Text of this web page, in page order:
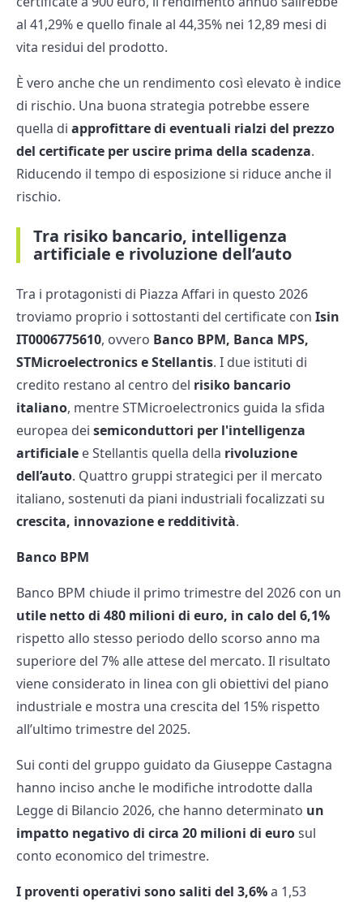
al 41,29% e quello finale al 44,35% nei 12,89 mesi di
vita residui del prodotto.
È vero anche che un rendimento così elevato è indice
di rischio. Una buona strategia potrebbe essere
quella di approfittare di eventuali rialzi del prezzo
del certificate per uscire prima della scadenza.
Riducendo il tempo di esposizione si riduce anche il
rischio.
Tra risiko bancario, intelligenza
artificiale e rivoluzione dell’auto
Tra i protagonisti di Piazza Affari in questo 2026
troviamo proprio i sottostanti del certificate con Isin
IT0006775610, ovvero Banco BPM, Banca MPS,
STMicroelectronics e Stellantis. I due istituti di
credito restano al centro del risiko bancario
italiano, mentre STMicroelectronics guida la sfida
europea dei semiconduttori per l'intelligenza
artificiale e Stellantis quella della rivoluzione
dell’auto. Quattro gruppi strategici per il mercato
italiano, sostenuti da piani industriali focalizzati su
crescita, innovazione e redditività.
Banco BPM
Banco BPM chiude il primo trimestre del 2026 con un
utile netto di 480 milioni di euro, in calo del 6,1%
rispetto allo stesso periodo dello scorso anno ma
superiore del 7% alle attese del mercato. Il risultato
viene considerato in linea con gli obiettivi del piano
industriale e mostra una crescita del 15% rispetto
all’ultimo trimestre del 2025.
Sui conti del gruppo guidato da Giuseppe Castagna
hanno inciso anche le modifiche introdotte dalla
Legge di Bilancio 2026, che hanno determinato un
impatto negativo di circa 20 milioni di eurosul
conto economico del trimestre.
I proventi operativi sono saliti del 3,6%a 1,53